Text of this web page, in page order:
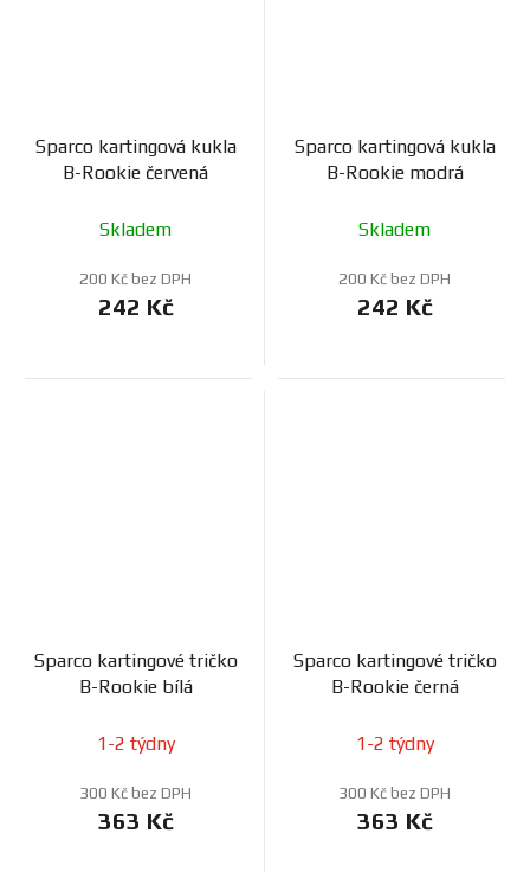
Sparco kartingová kukla
B-Rookie červená
Skladem
200 Kč bez DPH
242 Kč
Sparco kartingová kukla
B-Rookie modrá
Skladem
200 Kč bez DPH
242 Kč
Sparco kartingové tričko
B-Rookie bílá
1-2 týdny
300 Kč bez DPH
363 Kč
Sparco kartingové tričko
B-Rookie černá
1-2 týdny
300 Kč bez DPH
363 Kč